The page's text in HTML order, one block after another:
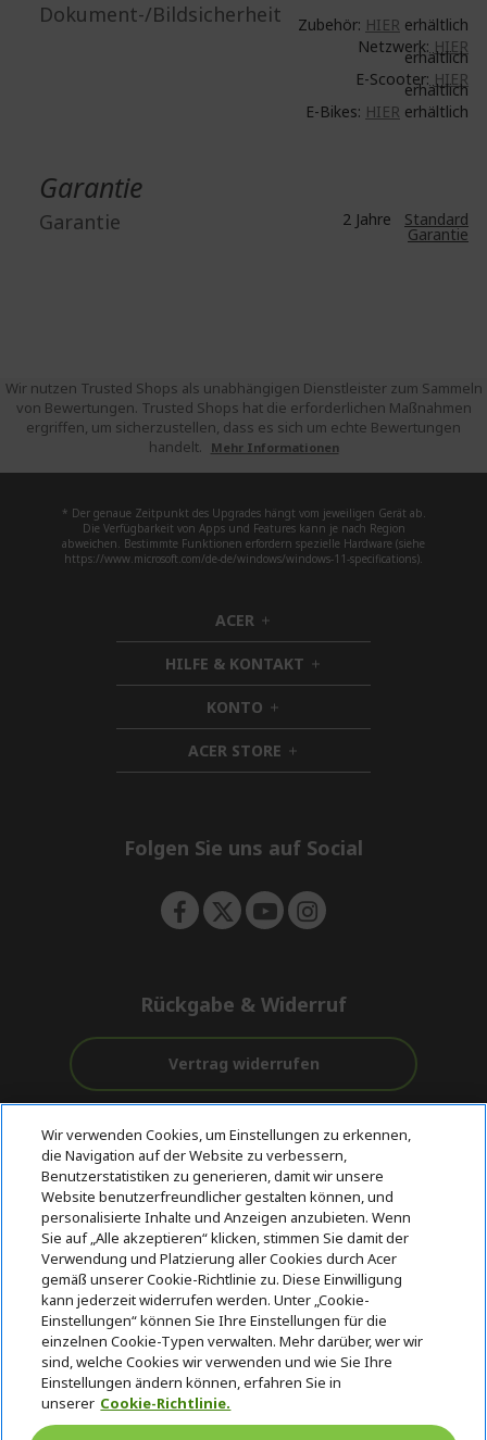
Dokument-/Bildsicherheit Zubehör: HIER erhältlich
Netzwerk: HIER
erhältlich
E-Scooter: HIER
erhältlich
E-Bikes: HIER erhältlich
Garantie
Garantie 2 Jahre Standard
Garantie
Wir nutzen Trusted Shops als unabhängigen Dienstleister zum Sammeln
von Bewertungen. Trusted Shops hat die erforderlichen Maßnahmen
ergriffen, um sicherzustellen, dass es sich um echte Bewertungen
handelt.
Mehr Informationen
* Der genaue Zeitpunkt des Upgrades hängt vom jeweiligen Gerät ab.
Die Verfügbarkeit von Apps und Features kann je nach Region
abweichen. Bestimmte Funktionen erfordern spezielle Hardware (siehe
https://www.microsoft.com/de-de/windows/windows-11-specifications).
ACER h
i
d
d
e
n
HILFE & KONTAKT h
i
d
n
KONTO h
i
d
d
ACER STORE h
i
e
Folgen Sie uns auf Social
Rückgabe & Widerruf
Vertrag widerrufen
Kostenloser
Versand
vor und nach
dem Kauf
Zahlung
© 2026 Acer Inc.
CPYou BV ist der autorisierte Wiederverkäufer und Händler der
Produkte und Dienstleistungen, die in diesem Shop angeboten
werden.
Deutschland/Österreich
Wir verwenden Cookies, um Einstellungen zu erkennen,
die Navigation auf der Website zu verbessern,
Benutzerstatistiken zu generieren, damit wir unsere
Website benutzerfreundlicher gestalten können, und
personalisierte Inhalte und Anzeigen anzubieten. Wenn
Sie auf „Alle akzeptieren“ klicken, stimmen Sie damit der
Verwendung und Platzierung aller Cookies durch Acer
gemäß unserer Cookie-Richtlinie zu. Diese Einwilligung
kann jederzeit widerrufen werden. Unter „Cookie-
Einstellungen“ können Sie Ihre Einstellungen für die
einzelnen Cookie-Typen verwalten. Mehr darüber, wer wir
sind, welche Cookies wir verwenden und wie Sie Ihre
Einstellungen ändern können, erfahren Sie in
unserer Cookie-Richtlinie.